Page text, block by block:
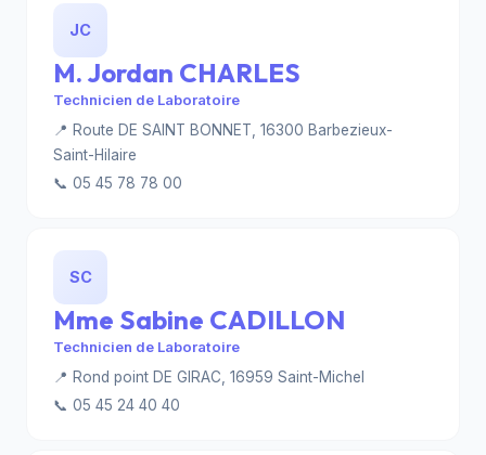
JC
M. Jordan CHARLES
Technicien de Laboratoire
📍 Route DE SAINT BONNET, 16300 Barbezieux-
Saint-Hilaire
📞 05 45 78 78 00
SC
Mme Sabine CADILLON
Technicien de Laboratoire
📍 Rond point DE GIRAC, 16959 Saint-Michel
📞 05 45 24 40 40